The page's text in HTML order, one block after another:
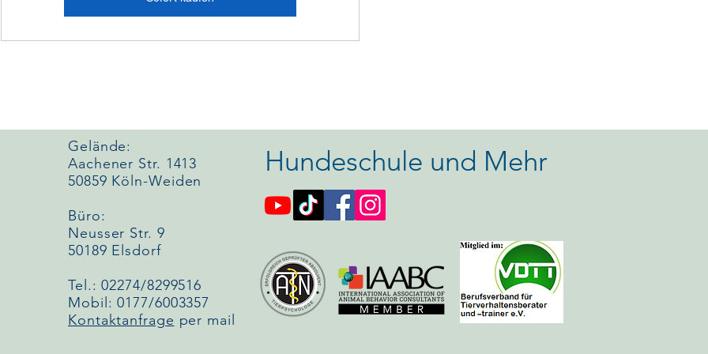
Hundeschule und Mehr
Gelände:
Aachener Str. 1413
50859 Köln-Weiden
Büro:
Neusser Str. 9
50189 Elsdorf
Tel.: 02274/8299516
Mobil: 0177/6003357
Kontaktanfrage per mail